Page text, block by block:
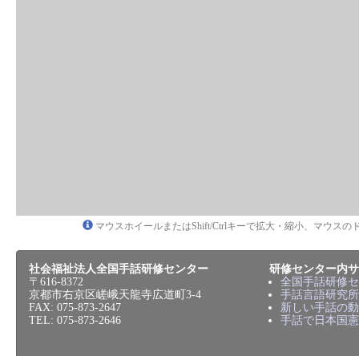
マウスホイールまたはShift/Ctrlキーで拡大・縮小、マウスの
社会福祉法人全国手話研修センター
〒616-8372
京都市右京区嵯峨天龍寺広道町3-4
FAX: 075-873-2647
TEL: 075-873-2646
研修センター内
全国手話研修
手話言語研究所
新しい手話の
手話で日本国